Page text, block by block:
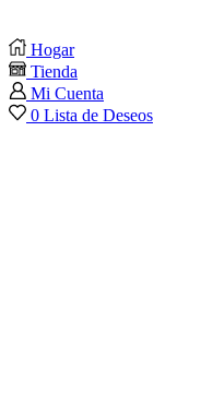
Hogar
Tienda
Mi Cuenta
0 Lista de Deseos